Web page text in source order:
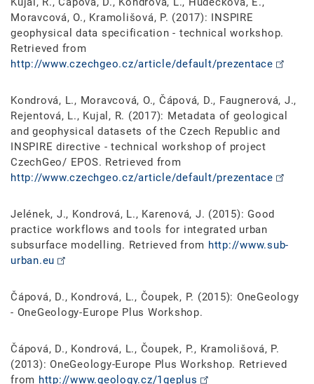
Moravcová, O., Kramolišová, P. (2017): INSPIRE
geophysical data specification - technical workshop.
Retrieved from
http://www.czechgeo.cz/article/default/prezentace
Kondrová, L., Moravcová, O., Čápová, D., Faugnerová, J.,
Rejentová, L., Kujal, R. (2017): Metadata of geological
and geophysical datasets of the Czech Republic and
INSPIRE directive - technical workshop of project
CzechGeo/ EPOS. Retrieved from
http://www.czechgeo.cz/article/default/prezentace
Jelének, J., Kondrová, L., Karenová, J. (2015): Good
practice workflows and tools for integrated urban
subsurface modelling. Retrieved from http://www.sub-
urban.eu
Čápová, D., Kondrová, L., Čoupek, P. (2015): OneGeology
- OneGeology-Europe Plus Workshop.
Čápová, D., Kondrová, L., Čoupek, P., Kramolišová, P.
(2013): OneGeology-Europe Plus Workshop. Retrieved
from http://www.geology.cz/1geplus